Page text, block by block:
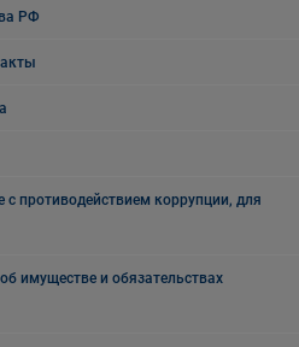
РФ
противодействием коррупции, для
имуществе и обязательствах